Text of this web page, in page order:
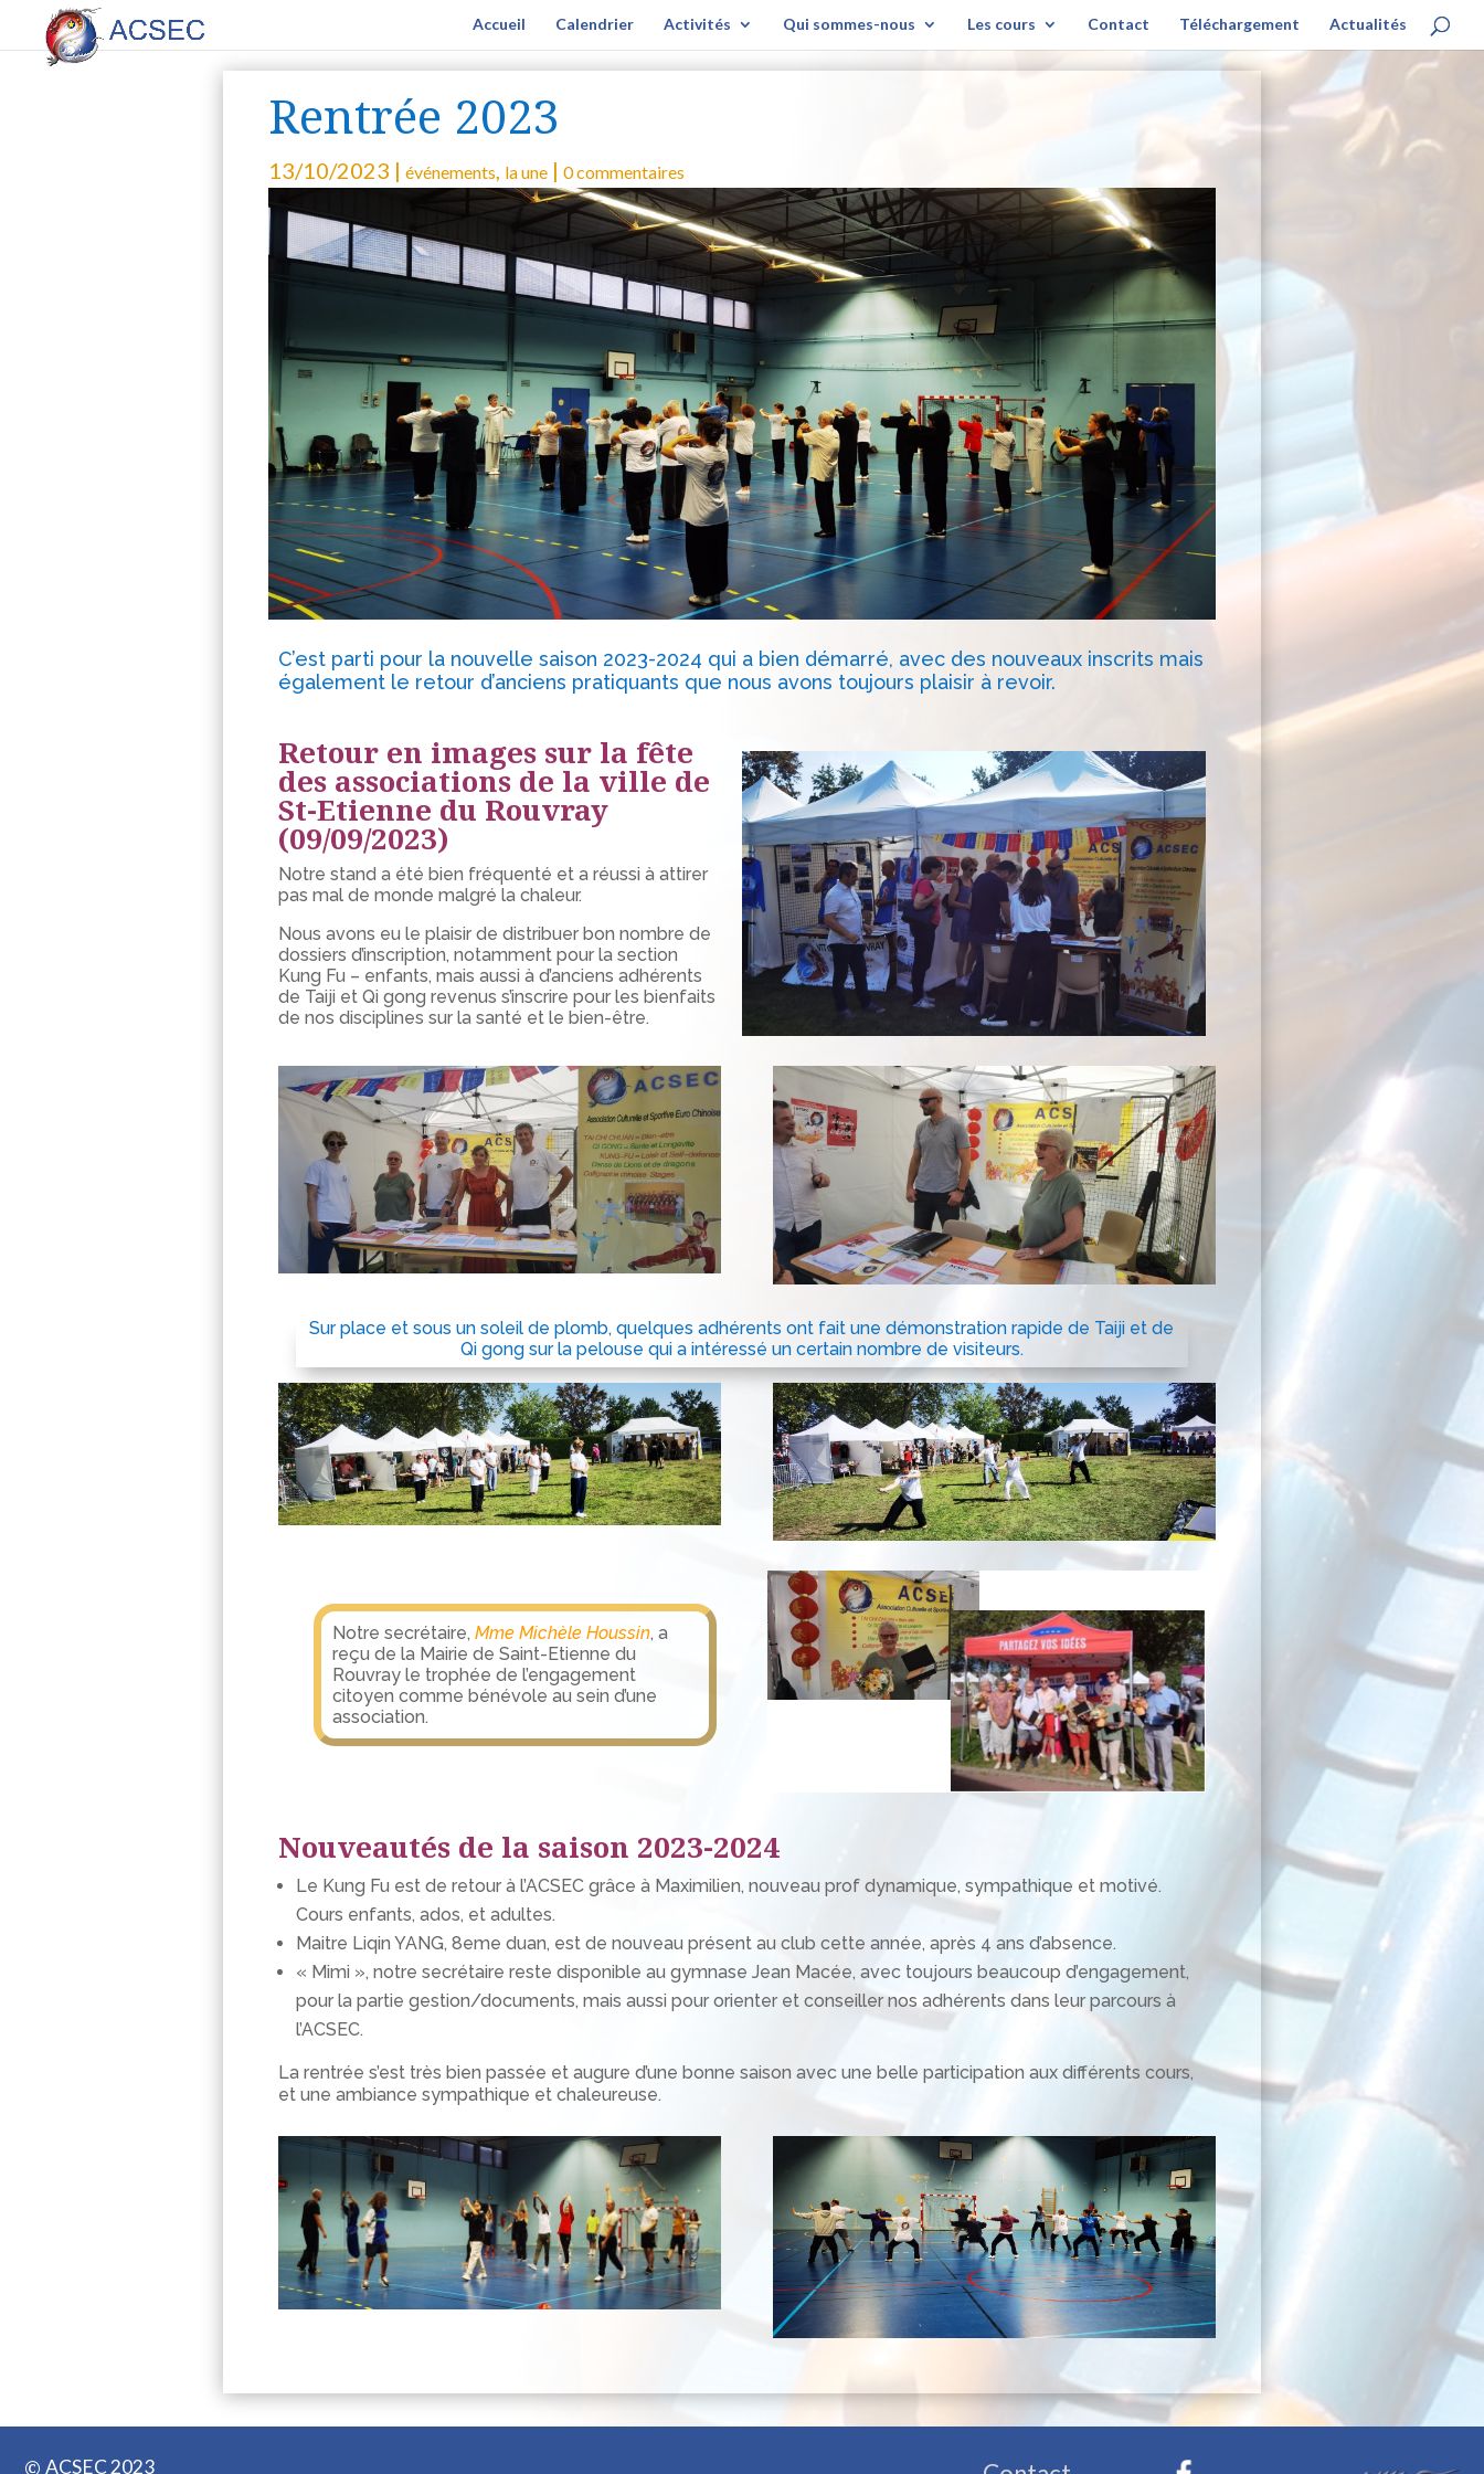
Accueil Calendrier Activités Qui sommes-nous Les cours Contact Téléchargement Actualités
Rentrée 2023
13/10/2023 |événements, la une |0 commentaires
C’est parti pour la nouvelle saison 2023-2024 qui a bien démarré, avec des nouveaux inscrits mais
également le retour d’anciens pratiquants que nous avons toujours plaisir à revoir.
Retour en images sur la fête
des associations de la ville de
St-Etienne du Rouvray
(09/09/2023)
Notre stand a été bien fréquenté et a réussi à attirer
pas mal de monde malgré la chaleur.
Nous avons eu le plaisir de distribuer bon nombre de
dossiers d’inscription, notamment pour la section
Kung Fu – enfants, mais aussi à d’anciens adhérents
de Taiji et Qi gong revenus s’inscrire pour les bienfaits
de nos disciplines sur la santé et le bien-être.
Sur place et sous un soleil de plomb, quelques adhérents ont fait une démonstration rapide de Taiji et de
Qi gong sur la pelouse qui a intéressé un certain nombre de visiteurs.
Notre secrétaire, Mme Michèle Houssin, a
reçu de la Mairie de Saint-Etienne du
Rouvray le trophée de l’engagement
citoyen comme bénévole au sein d’une
association.
Nouveautés de la saison 2023-2024
Le Kung Fu est de retour à l’ACSEC grâce à Maximilien, nouveau prof dynamique, sympathique et motivé.
Cours enfants, ados, et adultes.
Maitre Liqin YANG, 8eme duan, est de nouveau présent au club cette année, après 4 ans d’absence.
« Mimi », notre secrétaire reste disponible au gymnase Jean Macée, avec toujours beaucoup d’engagement,
pour la partie gestion/documents, mais aussi pour orienter et conseiller nos adhérents dans leur parcours à
l’ACSEC.
La rentrée s’est très bien passée et augure d’une bonne saison avec une belle participation aux différents cours,
et une ambiance sympathique et chaleureuse.
©ACSEC 2023